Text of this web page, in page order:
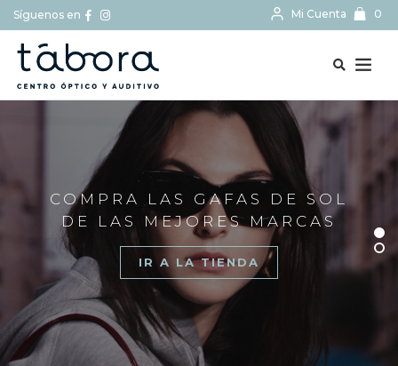
Síguenos en Mi Cuenta 0
COMPRA LAS GAFAS DE SOL
DE LAS MEJORES MARCAS
IR A LA TIENDA